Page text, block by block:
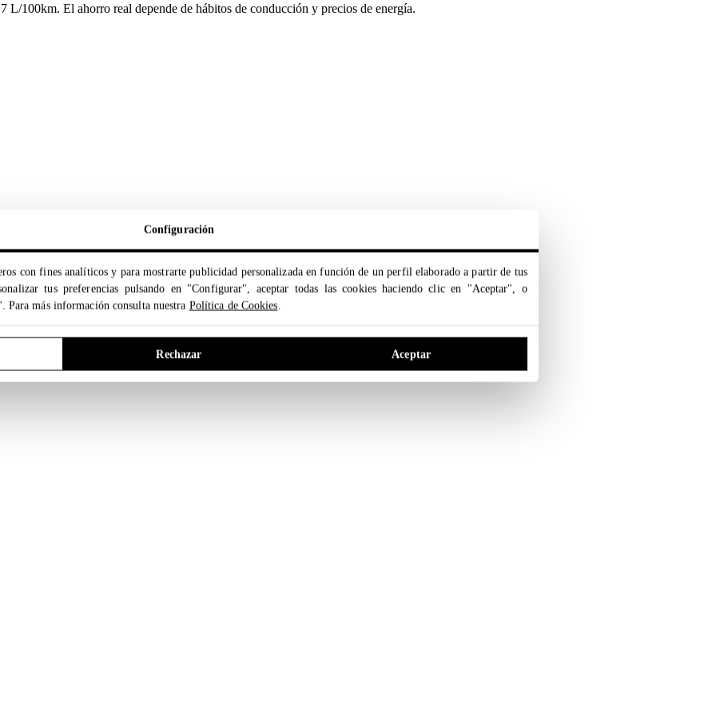
100km. El ahorro real depende de hábitos de conducción y precios de energía.
Configuración
con fines analíticos y para mostrarte publicidad personalizada en función de un perfil elaborado a partir de tus
tus preferencias pulsando en "Configurar", aceptar todas las cookies haciendo clic en "Aceptar", o
Para más información consulta nuestra Política de Cookies.
Rechazar Aceptar